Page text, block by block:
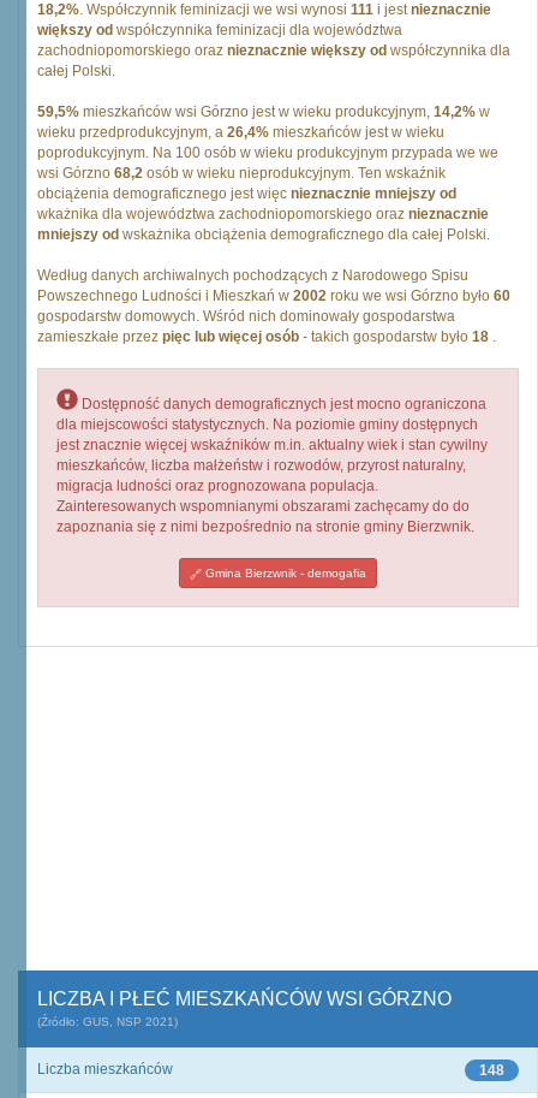
18,2%. Współczynnik feminizacji we wsi wynosi 111 i jestnieznacznie
większy od współczynnika feminizacji dla województwa
zachodniopomorskiego oraz nieznacznie większy od współczynnika dla
całej Polski.
59,5% mieszkańców wsi Górzno jest w wieku produkcyjnym, 14,2% w
wieku przedprodukcyjnym, a 26,4% mieszkańców jest w wieku
poprodukcyjnym. Na 100 osób w wieku produkcyjnym przypada we we
wsi Górzno 68,2 osób w wieku nieprodukcyjnym. Ten wskaźnik
obciążenia demograficznego jest więc nieznacznie mniejszy od
wkażnika dla województwa zachodniopomorskiego oraz nieznacznie
mniejszy od wskażnika obciążenia demograficznego dla całej Polski.
Według danych archiwalnych pochodzących z Narodowego Spisu
Powszechnego Ludności i Mieszkań w 2002 roku we wsi Górzno było 60
gospodarstw domowych. Wśród nich dominowały gospodarstwa
zamieszkałe przez pięc lub więcej osób - takich gospodarstw było 18 .
Dostępność danych demograficznych jest mocno ograniczona
dla miejscowości statystycznych. Na poziomie gminy dostępnych
jest znacznie więcej wskaźników m.in. aktualny wiek i stan cywilny
mieszkańców, liczba małżeństw i rozwodów, przyrost naturalny,
migracja ludności oraz prognozowana populacja.
Zainteresowanych wspomnianymi obszarami zachęcamy do do
zapoznania się z nimi bezpośrednio na stronie gminy Bierzwnik.
Gmina Bierzwnik - demogafia
LICZBA I PŁEĆ MIESZKAŃCÓW WSI GÓRZNO
(Źródło: GUS, NSP 2021)
148
Liczba mieszkańców